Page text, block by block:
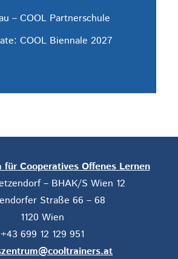
– COOL Partnerschule
COOL Biennale 2027
Cooperatives Offenes Lernen
– BHAK/S Wien 12
Straße 66 – 68
1120 Wien
+43 699 12 129 951